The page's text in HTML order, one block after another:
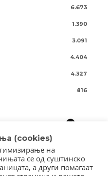
6.673
1.390
3.091
4.404
4.327
816
(cookies)
на
се од суштинско
а други помагаат